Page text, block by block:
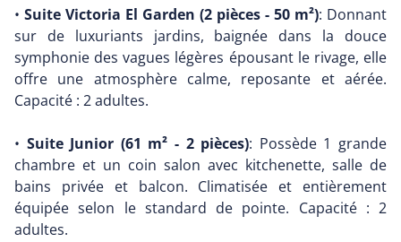
• Suite Victoria El Garden (2 pièces - 50 m²): Donnant
sur de luxuriants jardins, baignée dans la douce
symphonie des vagues légères épousant le rivage, elle
offre une atmosphère calme, reposante et aérée.
Capacité : 2 adultes.
• Suite Junior (61 m² - 2 pièces): Possède 1 grande
chambre et un coin salon avec kitchenette, salle de
bains privée et balcon. Climatisée et entièrement
équipée selon le standard de pointe. Capacité : 2
adultes.